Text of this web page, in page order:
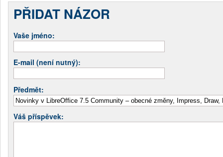
PŘIDAT NÁZOR
Vaše jméno:
E-mail (není nutný):
Předmět:
Váš příspěvek: